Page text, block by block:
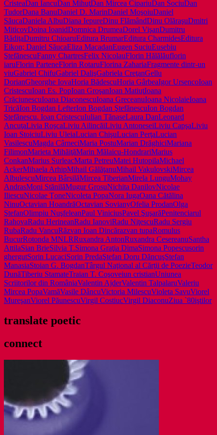
CristeaDan IancuDan MihuţDan Mircea CipariuDan SociuDan
TudorDana BanuDaniel D. MarinDaniel MoşoiuDaniel
SăucaDaniela AlbuDiana IepureDinu FlămândDinu OlăraşuDmitri
MiticovDoina IoanidDomnica DrumeaDorel VişanDumitru
BădiţaDumitru ChioaruEditura BrumarEditura CharmidesEditura
Eikon; Daniel SăucaEliza MacadanEugen SuciuEusebiu
ŞtefănescuFanny ChartresFelix NicolauFlorin Hălălăuflorin
iaruFlorin ParteneFlorin RotaruFlorina ZahariaFragmente dintr-un
viuGabriel ChifuGabriel DalişGabriela CreţanGellu
DorianGheorghe IovaHoria BădescuHoria GârbeaIgor UrsencoIoan
CristescuIoan Es. PopIoan GroşanIoan MatiuţIoana
CrăciunescuIoana DiaconescuIoana GreceanuIoana NicolaieIoana
TricăIon Bogdan LefterIon Bogdan ŞtefănescuIon Bogdan
Ştefănescu. Ioan CristescuIulian TănaseLaura DanLeonard
AncuţaLivia RoşcaLiviu AilincăiLiviu AntoneseiLiviu CapşaLiviu
Ioan StoiciuLiviu UleiaLucian ChişuLucian PerţaLucian
VasilescuMagda CârneciMaria PostuMarian DrăghiciMariana
FilimonMarieta MihăiţăMarin Mălaicu-HondrariMarius
ConkanMarius SurleacMarta PetreuMatei HutopilaMichael
AckerMihaela ArhipMihail GălăţanuMihail VakulovskiMircea
AlbulescuMircea BârsilăMircea TiberianMirela LunguMohay
AndrasMoni StănilăMugur GrosuNichita DanilovNicolae
IliescuNicolae ŢoneNicoleta PopaNora IugaOana Cătălina
NinuOctavian HoandrăOctavian SovianyOfelia ProdanOlga
ŞtefanOlimpiu NuşfeleanPaul ViniciusPavel ŞuşarăPenitenciarul
RahovaRadu HerineanRadu IanoviRadu NiţescuRadu Sergiu
RubaRadu VancuRăzvan Ioan Dincărazvan tupaRomulus
BucurRotonda MNLRRuxandra AntonRuxandra CesereanuSantha
AttilaSian BrieSilvia T.Simona Graţia DimaSimona Popescusorin
ghergutSorin LucaciSorin PredaŞtefan Doru DăncuşŞtefan
ManasiaStoian G. BogdanTârgul Naţional al Cărţii de PoezieTeodor
DunăTiberiu StamateTraian T. Coşoveiun cristianUniunea
Scriitorilor din RomâniaValentin AjderValentin TalpalaruValeriu
Mircea PopaVamăVasile DâncuVictoria MilescuVioleta SavuViorel
MureşanViorel PăunescuVirgil CostiucVirgil DiaconuZiua `80iştilor
translate poetic
connect